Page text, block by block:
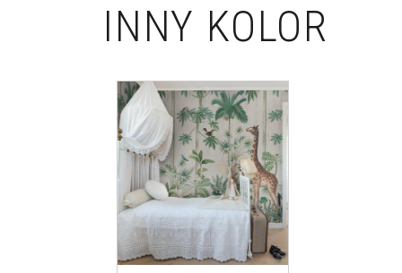
INNY KOLOR